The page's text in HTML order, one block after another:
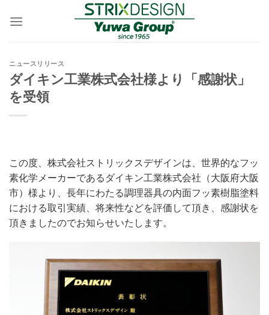
ニュースリリース
ダイキン工業株式会社様より「感謝状」
を受領
この度、株式会社ストリックスデザインは、世界的なフッ
素化学メーカーであるダイキン工業株式会社（大阪府大阪
市）様より、長年にわたる調理器具の内面フッ素樹脂塗料
における取引実績、将来性などを評価して頂き、感謝状を
頂きましたのでお知らせいたします。